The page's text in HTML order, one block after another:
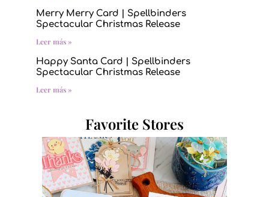
Merry Merry Card | Spellbinders
Spectacular Christmas Release
Leer más »
Happy Santa Card | Spellbinders
Spectacular Christmas Release
Leer más »
Favorite Stores